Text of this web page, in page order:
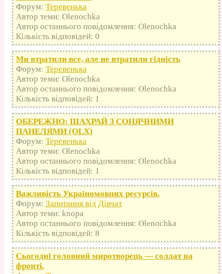
Форум: Теревенька
Автор теми: Olenochka
Автор останнього повідомлення: Olenochka
Кількість відповідей: 0
Ми втратили все, але не втратили гідність
Форум: Теревенька
Автор теми: Olenochka
Автор останнього повідомлення: Olenochka
Кількість відповідей: 1
ОБЕРЕЖНО: ШАХРАЙ З СОНЯЧНИМИ
ПАНЕЛЯМИ (OLX)
Форум: Теревенька
Автор теми: Olenochka
Автор останнього повідомлення: Olenochka
Кількість відповідей: 1
Важливість Україномовних ресурсів.
Форум: Запитання від Дівчат
Автор теми: knopa
Автор останнього повідомлення: Olenochka
Кількість відповідей: 8
Сьогодні головний миротворець — солдат на
фронті.